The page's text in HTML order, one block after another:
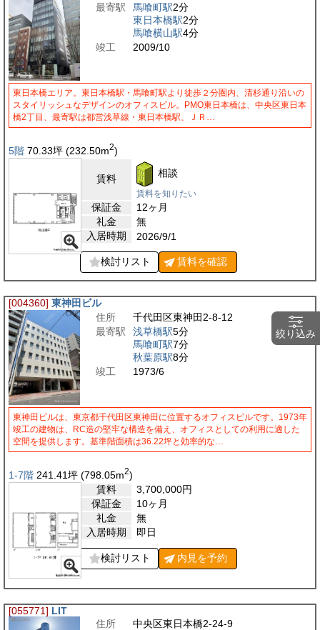
絞り込み
最寄駅
馬喰町駅2分
東日本橋駅2分
馬喰横山駅4分
竣工
2009/10
東日本橋エリア。東日本橋駅・馬喰町駅より徒歩２分圏内、清杉通り沿いの
スタイリッシュなデザインのオフィスビル。PMO東日本橋は、中央区東日本
橋2丁目、最寄駅は都営浅草線・東日本橋駅、ＪＲ…
5階 70.33坪 (232.50m2)
賃料 相談
賃料を知りたい
保証金
12ヶ月
礼金
無
入居時期
2026/9/1
検討リスト 賃料を確認
[004360] 東神田ビル
住所
千代田区東神田2-8-12
最寄駅
浅草橋駅5分
馬喰町駅7分
秋葉原駅8分
竣工
1973/6
東神田ビルは、東京都千代田区東神田に位置するオフィスビルです。1973年
竣工の建物は、RC造の堅牢な構造を備え、オフィスとしての利用に適した
空間を提供します。基準階面積は36.22坪と効率的な…
1-7階 241.41坪 (798.05m2)
賃料
3,700,000円
保証金
10ヶ月
礼金
無
入居時期
即日
検討リスト 内見を予約
[055771] LIT
住所
中央区東日本橋2-24-9